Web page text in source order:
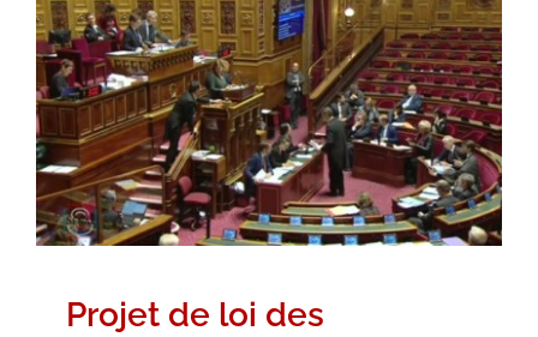
Projet de loi des Finances pour
2020 Mission Culture
Hémicycle Intervention dans l'Hémicycle
Projet de loi des